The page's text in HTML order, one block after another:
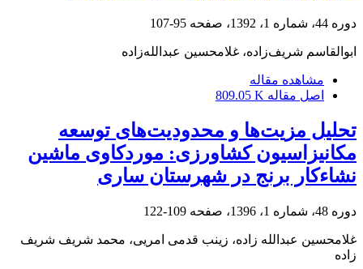
دوره 44، شماره 1، 1392، صفحه 95-107
ابوالقاسم شریف‌زاده، غلامحسین عبدالله‌زاده
مشاهده مقاله
اصل مقاله 809.05 K
تحلیل مزیت‌ها و محدودیت‌های توسعه
مکانیزاسیون کشاورزی: موردکاوی ماشین
نشاءکار برنج در شهرستان ساری
دوره 48، شماره 1، 1396، صفحه 109-122
غلامحسین عبدالله زاده، زینب قدمی امریی، محمد شریف شریف
زاده